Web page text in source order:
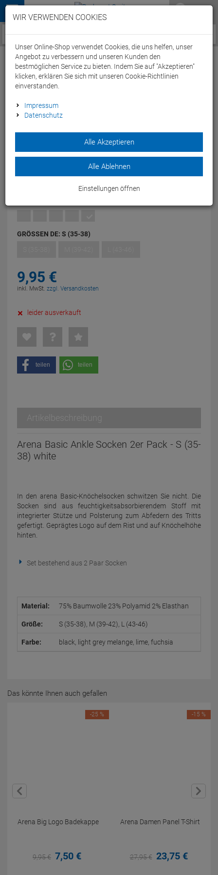
Menü
Service / Hilfe
Arena Basic Ankle Socken 2er Pack - S (35-
38) white
Die Socken sind aus feuchtigkeitsabsorbierendem Stoff mit
integrierter Stütze und Polsterung zum Abfedern des Tritts
GRÖSSEN DE: S (35-38)
9,95 €
inkl. MwSt. zzgl. Versandkosten
leider ausverkauft
teilen teilen
Artikelbeschreibung
Arena Basic Ankle Socken 2er Pack - S (35-
38) white
In den arena Basic-Knöchelsocken schwitzen Sie nicht. Die
Socken sind aus feuchtigkeitsabsorbierendem Stoff mit
integrierter Stütze und Polsterung zum Abfedern des Tritts
gefertigt. Geprägtes Logo auf dem Rist und auf Knöchelhöhe
hinten.
Set bestehend aus 2 Paar Socken
Material: 75% Baumwolle 23% Polyamid 2% Elasthan
Größe: S (35-38), M (39-42), L (43-46)
Farbe: black, light grey melange, lime, fuchsia
Das könnte Ihnen auch gefallen
Arena Big Logo Badekappe
9,95€ 7,50 €
-25 %
Arena Damen Panel T-Shirt
27,95€ 23,75 €
-15 %
WIR VERWENDEN COOKIES
Unser Online-Shop verwendet Cookies, die uns helfen, unser
Angebot zu verbessern und unseren Kunden den
bestmöglichen Service zu bieten. Indem Sie auf "Akzeptieren"
klicken, erklären Sie sich mit unseren Cookie-Richtlinien
einverstanden.
Impressum
Datenschutz
Alle Akzeptieren
Alle Ablehnen
Einstellungen öffnen